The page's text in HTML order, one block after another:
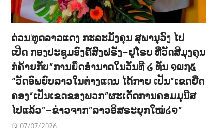
ດ່ວນ!ທູດລາວແດງ ກະລະມັງຄຸນ ສຸພານຸວົງ ໄປ
ເປີດ ກອງປະຊູມອົງຄ໌ສົງຝຣັ່ງ~ຢູໂຣບ ທີ່ວັດສີມຸງຄຸນ
ກໍຄ້າຍກັບ”ການຍຶດອຳນາດໃນວັນທີ ໒ ທັນ ໑໙໗໕
“ວັດອົພຍົບລາວໃນຕ່າງແດນ ໄດ້ກາຍ ເປັນ”ເຂດຍືດ
ຄອງ”ເປັນເຂດຂອງພວກ”ຜະເດັດການຄອມມຸນີສ
ໄປແລ້ວ”~ຂ່າວຈາກ”ລາວອິສຣະຍຸກໃໝ່໒໑”
07/07/2026